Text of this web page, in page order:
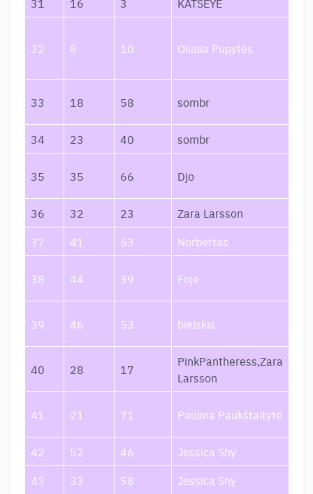
32 8 10 Olialia Pupytės
33 18 58 sombr
34
23 40 sombr
35 35 66 Djo
36
32 23 Zara Larsson
37
41 53 Norbertas
38 44 39 Foje
39 46 53 bielskis
40 28 17
PinkPantheress,Zara
Larsson
41 21 71 Paulina Paukštaitytė
42
52 46 Jessica Shy
43
33 58 Jessica Shy